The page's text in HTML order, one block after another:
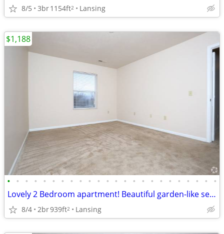
8/5 3br1154ft2 Lansing
• • • • • • • • • • • • • • • • • • • • • • • •
Lovely 2 Bedroom apartment! Beautiful garden-like setting!
8/4 2br939ft2 Lansing
$1,188